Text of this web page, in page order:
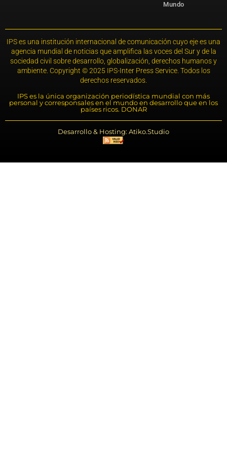
Mundo
IPS es una institución internacional de comunicación cuyo eje es una
agencia mundial de noticias que amplifica las voces del Sur y de la
sociedad civil sobre desarrollo, globalización, derechos humanos y
ambiente. Copyright © 2025 IPS-Inter Press Service. Todos los
derechos reservados.
IPS es la única organización periodística mundial con más
personal y corresponsales en el mundo en desarrollo que en los
países ricos. DONAR
Desarrollo & Hosting: Atiko.Studio